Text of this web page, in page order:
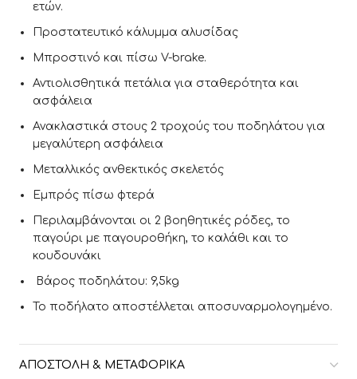
ετών.
Προστατευτικό κάλυμμα αλυσίδας
Μπροστινό και πίσω V-brake.
Αντιολισθητικά πετάλια για σταθερότητα και
ασφάλεια
Ανακλαστικά στους 2 τροχούς του ποδηλάτου για
μεγαλύτερη ασφάλεια
Μεταλλικός ανθεκτικός σκελετός
Εμπρός πίσω φτερά
Περιλαμβάνονται οι 2 βοηθητικές ρόδες, το
παγούρι με παγουροθήκη, το καλάθι και το
κουδουνάκι
Βάρος ποδηλάτου: 9,5kg
Το ποδήλατο αποστέλλεται αποσυναρμολογημένο.
ΑΠΟΣΤΟΛΉ & ΜΕΤΑΦΟΡΙΚΆ